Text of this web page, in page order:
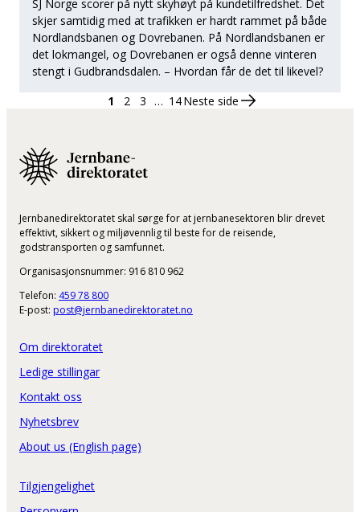
SJ Norge scorer på nytt skyhøyt på kundetilfredshet. Det
skjer samtidig med at trafikken er hardt rammet på både
Nordlandsbanen og Dovrebanen. På Nordlandsbanen er
det lokmangel, og Dovrebanen er også denne vinteren
stengt i Gudbrandsdalen. – Hvordan får de det til likevel?
1
2 3 … 14Neste side
Jernbanedirektoratet skal sørge for at jernbanesektoren blir drevet
effektivt, sikkert og miljøvennlig til beste for de reisende,
godstransporten og samfunnet.
Organisasjonsnummer: 916 810 962
Telefon: 459 78 800
E-post: post@jernbanedirektoratet.no
Om direktoratet
Ledige stillingar
Kontakt oss
Nyhetsbrev
About us (English page)
Tilgjengelighet